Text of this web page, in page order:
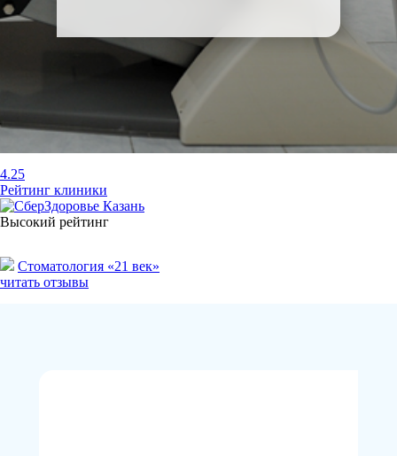
4.25
Рейтинг клиники
Высокий рейтинг
Стоматология «21 век»
читать отзывы